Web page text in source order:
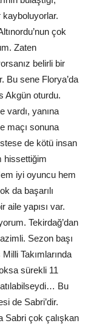
kayboluyorlar.
çok
Zaten
belirli bir
Bu sene Florya’da
Akgün oturdu.
vardı, yanına
maçı sonuna
de kötü insan
hissettiğim
iyi oyuncu hem
da başarılı
aile yapısı var.
Tekirdağ’dan
Sezon başı
Takımlarında
sürekli 11
Bu
de Sabri’dir.
Sabri çok çalışkan